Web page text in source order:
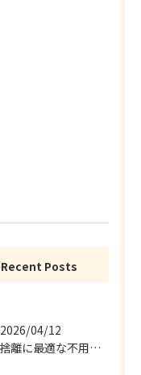
Recent Posts
2026/04/12
断捨離に最適な不用品回収サービス